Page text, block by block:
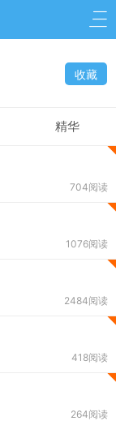
收藏
精华
704阅读
1076阅读
2484阅读
418阅读
264阅读